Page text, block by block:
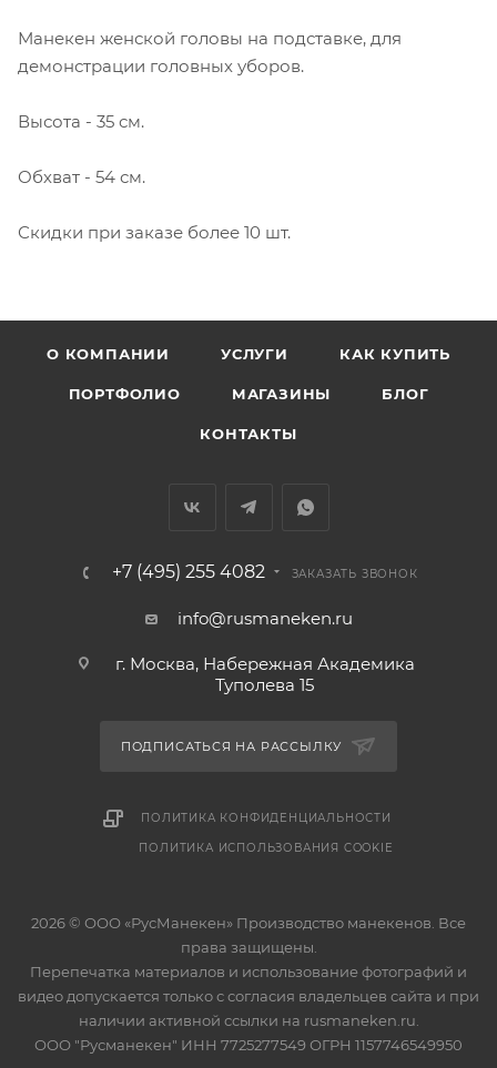
Манекен женской головы на подставке, для
демонстрации головных уборов.
Высота - 35 см.
Обхват - 54 см.
Скидки при заказе более 10 шт.
О КОМПАНИИ УСЛУГИ КАК КУПИТЬ
ПОРТФОЛИО МАГАЗИНЫ БЛОГ
КОНТАКТЫ
+7 (495) 255 4082 ЗАКАЗАТЬ ЗВОНОК
info@rusmaneken.ru
г. Москва, Набережная Академика
Туполева 15
ПОДПИСАТЬСЯ НА РАССЫЛКУ
ПОЛИТИКА КОНФИДЕНЦИАЛЬНОСТИ
ПОЛИТИКА ИСПОЛЬЗОВАНИЯ COOKIE
2026 © ООО «РусМанекен» Производство манекенов. Все
права защищены.
Перепечатка материалов и использование фотографий и
видео допускается только с согласия владельцев сайта и при
наличии активной ссылки на rusmaneken.ru.
ООО "Русманекен" ИНН 7725277549 ОГРН 1157746549950